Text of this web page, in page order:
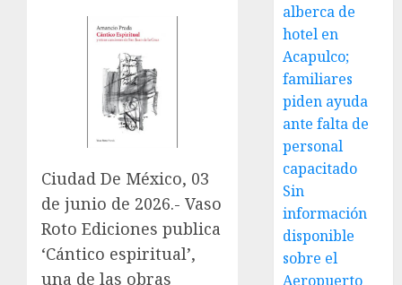
Ciudad De México, 03
de junio de 2026.- Vaso
Roto Ediciones publica
‘Cántico espiritual’,
una de las obras
alberca de
hotel en
Acapulco;
familiares
piden ayuda
ante falta de
personal
capacitado
Sin
información
disponible
sobre el
Aeropuerto